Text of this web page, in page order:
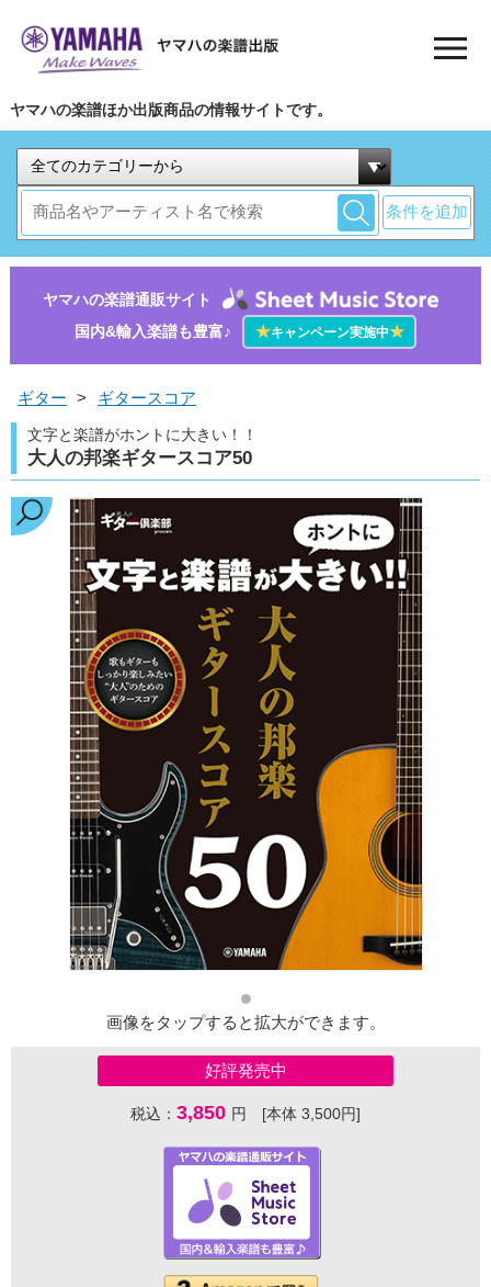
ヤマハの楽譜ほか出版商品の情報サイトです。
条件を追加
ヤマハの楽譜通販サイト
国内&輸入楽譜も豊富♪
★キャンペーン実施中★
ギター > ギタースコア
文字と楽譜がホントに大きい！！
大人の邦楽ギタースコア50
画像をタップすると拡大ができます。
好評発売中
税込： 3,850 円 [本体 3,500円]